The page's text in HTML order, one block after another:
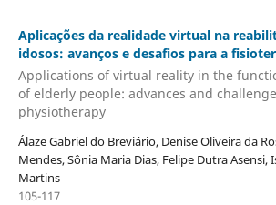
Aplicações da realidade virtual na
idosos: avanços e desafios para a
Applications of virtual reality in the
of elderly people: advances and
physiotherapy
Álaze Gabriel do Breviário, Denise Oliveira da
Mendes, Sônia Maria Dias, Felipe Dutra Asensi,
Martins
105-117